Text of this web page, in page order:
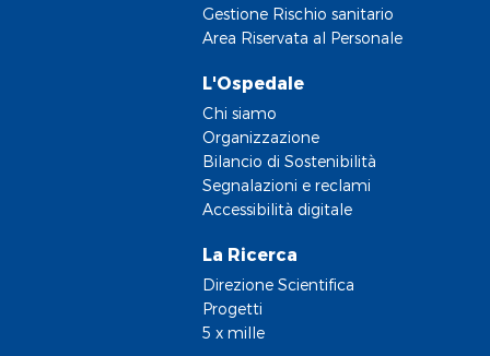
Gestione Rischio sanitario
Area Riservata al Personale
L'Ospedale
Chi siamo
Organizzazione
Bilancio di Sostenibilità
Segnalazioni e reclami
Accessibilità digitale
La Ricerca
Direzione Scientifica
Progetti
5 x mille